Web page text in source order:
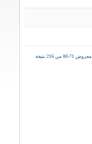
معروض 71-80 من 216 نتيجة